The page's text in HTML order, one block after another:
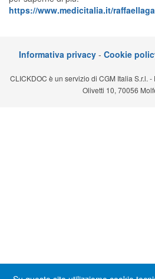
Planner e rubrica in
Teleconsulto
https://www.medicitalia.it/
Informativa privacy - Cookie
CLICKDOC è un servizio di CGM Italia S.r.l.
Olivetti 10, 70056